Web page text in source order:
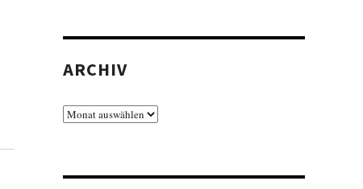
ARCHIV
Archiv